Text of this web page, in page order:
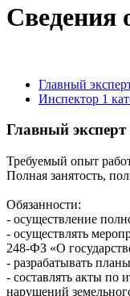
Сведения
Главный
Инспектор 1
Главный
Требуемый опыт
Полная занятость,
Обязанности:
- осуществление
- осуществлять
248-ФЗ «О
- разрабатывать
- составлять акты по
нарушений